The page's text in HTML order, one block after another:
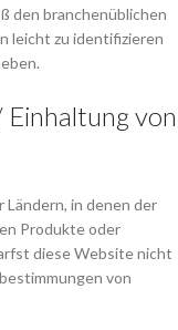
den branchenüblichen
leicht zu identifizieren
von
in denen der
Produkte oder
diese Website nicht
von